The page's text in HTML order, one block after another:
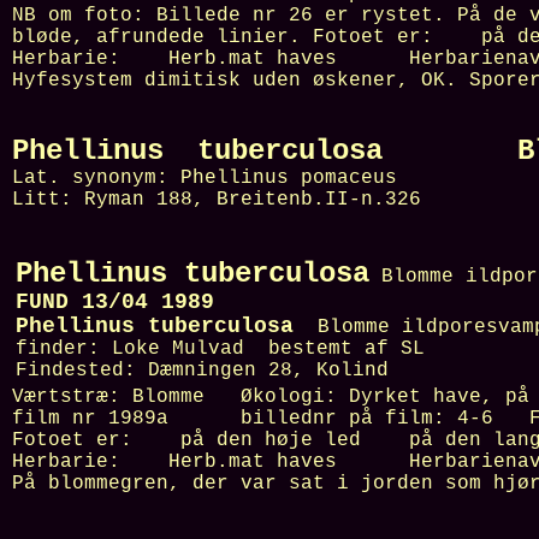
NB om foto: Billede nr 26 er rystet. På de
bløde, afrundede linier.
Fotoet er: på
Herbarie: Herb.mat haves
Hyfesystem dimitisk uden øskener, OK.
Phellinus tuberculosa
Lat. synonym: Phellinus pomaceus
Litt: Ryman 188, Breitenb.II-n.326
Phellinus tuberculosa Blomme
FUND 13/04 1989
Phellinus tuberculosa
Blomme
finder: Loke Mulvad bestemt af SL
Findested: Dæmningen 28, Kolind
Værtstræ: Blomme Økologi: Dyrket have,
film nr 1989a billednr på film: 4-6
Fotoet er: på den høje led på den
Herbarie: Herb.mat haves
På blommegren, der var sat i jorden som